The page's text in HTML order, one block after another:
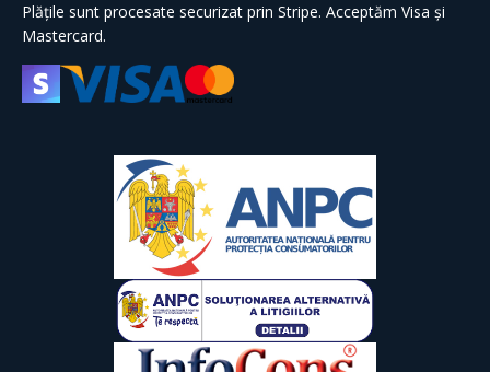
Plățile sunt procesate securizat prin Stripe. Acceptăm Visa și
Mastercard.